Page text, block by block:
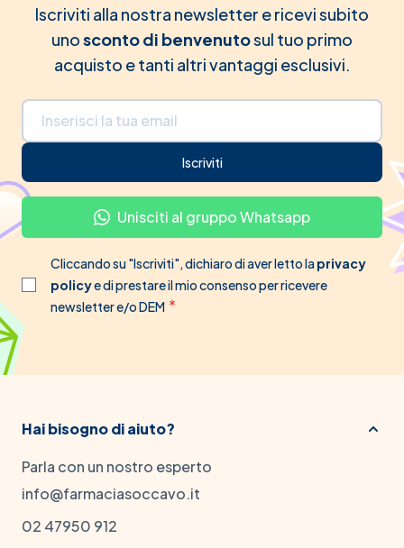
Iscriviti alla nostra newsletter e ricevi subito
unosconto di benvenutosul tuo primo
acquisto e tanti altri vantaggi esclusivi.
Indirizzo email
Iscriviti
Unisciti al gruppo Whatsapp
Cliccando su "Iscriviti", dichiaro di aver letto laprivacy
policye di prestare il mio consenso per ricevere
newsletter e/o DEM
Hai bisogno di aiuto?
Parla con un nostro esperto
info@farmaciasoccavo.it
02 47950 912